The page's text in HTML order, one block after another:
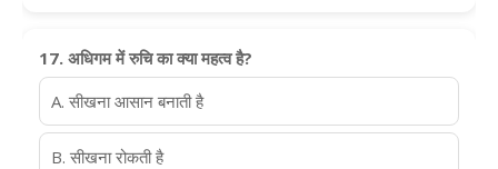
17. अधिगम में रुचि का क्या महत्व है?
A. सीखना आसान बनाती है
B. सीखना रोकती है